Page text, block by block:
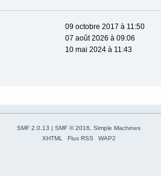
09 octobre 2017 à 11:50
07 août 2026 à 09:06
10 mai 2024 à 11:43
SMF 2.0.13 | SMF © 2016, Simple Machines
XHTML
Flux RSS WAP2